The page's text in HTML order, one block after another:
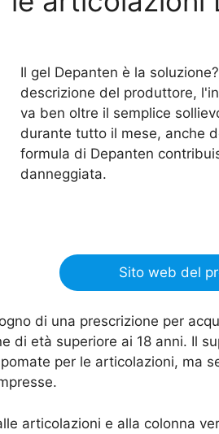
Il gel Depanten è la
descrizione del produttore,
va ben oltre il semplice
durante tutto il mese, anche
formula di Depanten
danneggiata.
Sito web del
di una prescrizione per
di età superiore ai 18 anni. Il
per le articolazioni, ma
articolazioni e alla colonna